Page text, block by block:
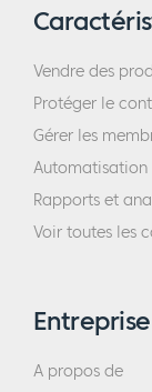
Vendre des
Protéger le
Gérer les
Automatisation
Rapports et
Voir toutes les
Entreprise
A propos de